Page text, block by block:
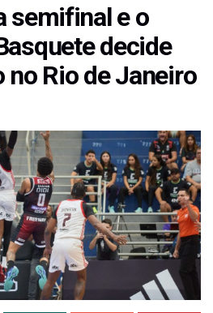
semifinal e o
decide
Rio de Janeiro